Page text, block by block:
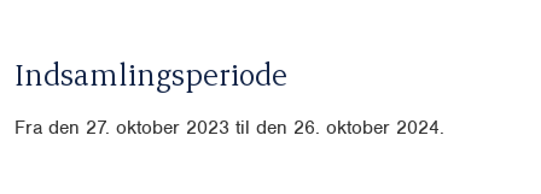
Indsamlingsperiode
Fra den 27. oktober 2023 til den 26. oktober 2024.